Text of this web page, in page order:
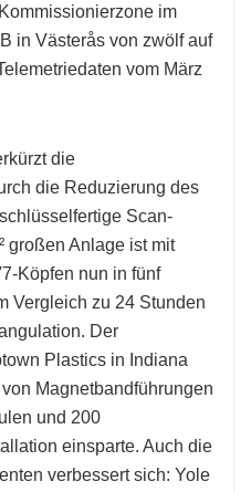
im
in Västerås von zwölf auf
vom März
die
die Reduzierung des
Scan-
großen Anlage ist mit
Köpfen nun in fünf
Vergleich zu 24 Stunden
Der
Plastics in Indiana
Magnetbandführungen
und 200
einsparte. Auch die
verbessert sich: Yole